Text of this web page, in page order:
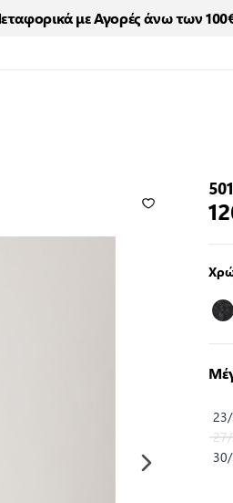
με Αγορές άνω των